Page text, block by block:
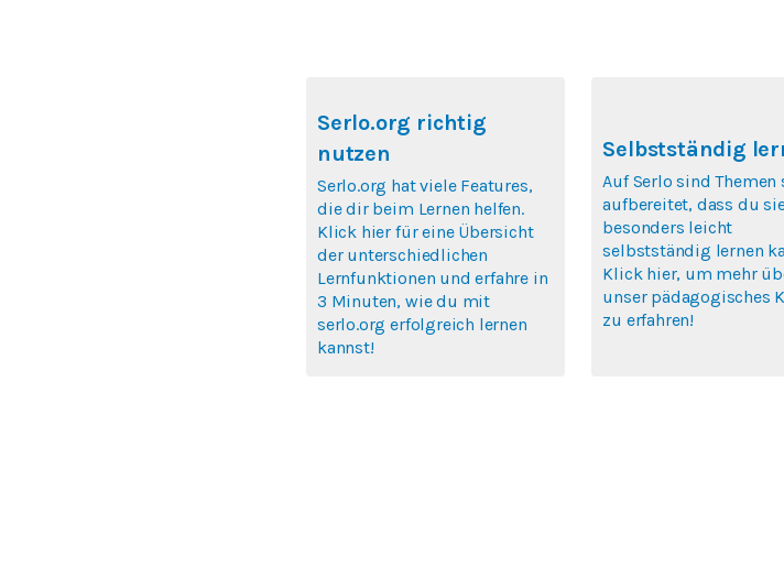
Serlo.org richtig
nutzen
Serlo.org hat viele Features,
die dir beim Lernen helfen.
Klick hier für eine Übersicht
der unterschiedlichen
Lernfunktionen und erfahre in
3 Minuten, wie du mit
serlo.org erfolgreich lernen
kannst!
Selbstständig
Auf Serlo sind Themen
aufbereitet, dass du
besonders leicht
selbstständig lernen
Klick hier, um mehr
unser pädagogisches
zu erfahren!